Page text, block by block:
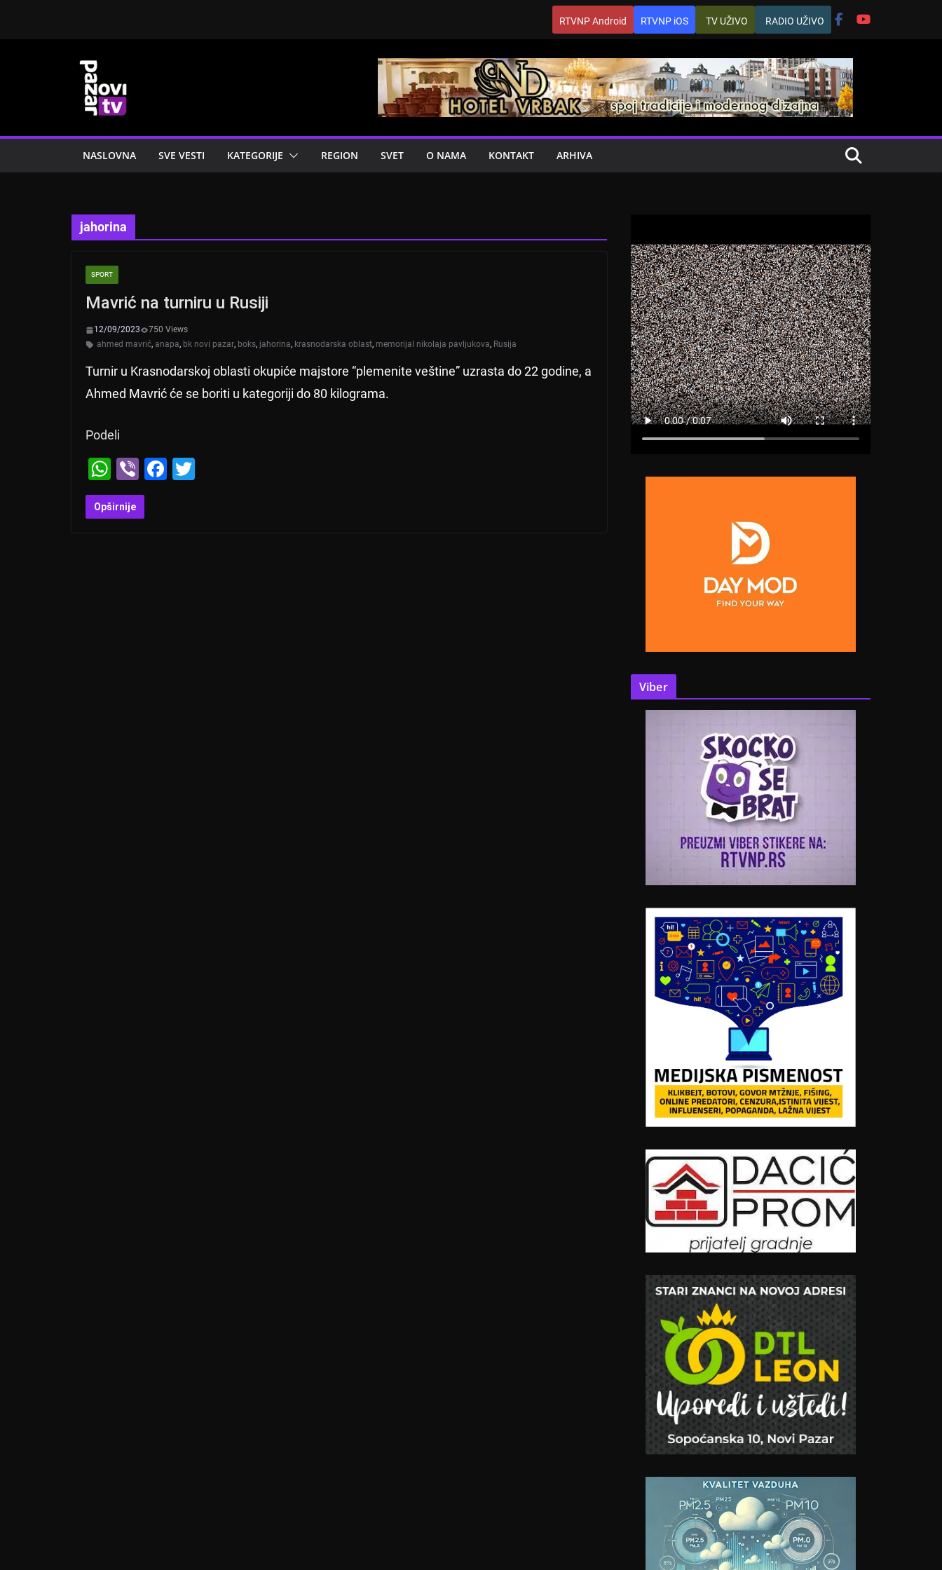
RTVNP Android RTVNP iOS TV UŽIVO RADIO UŽIVO
NASLOVNA SVE VESTI KATEGORIJE REGION SVET O NAMA KONTAKT ARHIVA
jahorina
SPORT
Mavrić na turniru u Rusiji
12/09/2023
750 Views
ahmed mavrić, anapa, bk novi pazar, boks, jahorina, krasnodarska oblast, memorijal nikolaja pavljukova, Rusija
Turnir u Krasnodarskoj oblasti okupiće majstore “plemenite veštine” uzrasta do 22 godine, a
Ahmed Mavrić će se boriti u kategoriji do 80 kilograma.
Podeli
W
h
at
Vi
b
er
F
Opširnije
Viber